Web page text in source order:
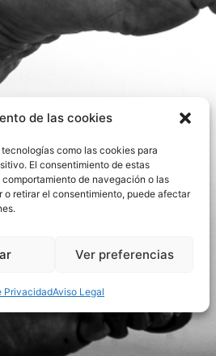
de las cookies
como las cookies para
El consentimiento de estas
de navegación o las
retirar el consentimiento, puede afectar
Ver preferencias
PrivacidadAviso Legal